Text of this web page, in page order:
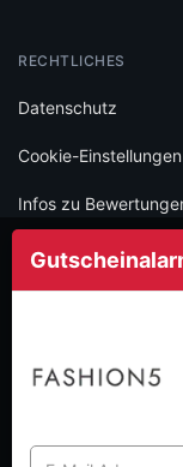
RECHTLICHES
Datenschutz
Cookie-Einstellungen
Infos zu
AGB
Folge iamstudent